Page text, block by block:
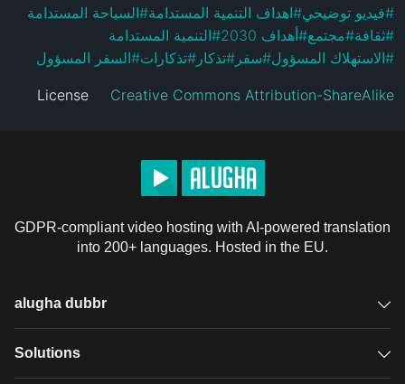
#فيديو توضيحي#اهداف التنمية المستدامة#السياحة المستدامة
#ثقافة#مجتمع#أهداف 2030 #التنمية المستدامة
#الاستهلاك المسؤول#سفر #تذكار #تذكارات#السفر المسؤول
License Creative Commons Attribution-ShareAlike
GDPR-compliant video hosting with AI-powered translation
into 200+ languages. Hosted in the EU.
alugha dubbr
Overview
Solutions